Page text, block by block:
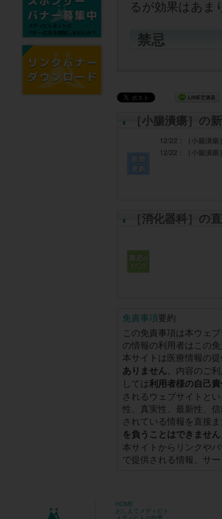
るが効果はあま
禁忌
［小腸潰瘍］の
12/22：
［小腸潰瘍
12/22：
［小腸潰瘍
［消化器科］の
免責事項要約
この免責事項は本ウェ
の情報の利用者はこの
本サイトは医療情報の
ありません。内容のご
しては利用者様の自己
されるウェブサイトと
性、真実性、最新性、
されている情報を直接
を負うことはできません
本サイトからリンクや
で提供される情報、サ
HOME
おしえてメディビト
メディビトの知恵